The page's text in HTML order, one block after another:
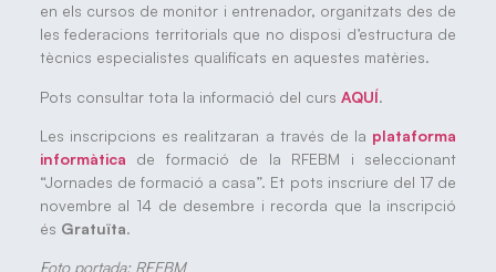
en els cursos de monitor i entrenador, organitzats des de
les federacions territorials que no disposi d’estructura de
tècnics especialistes qualificats en aquestes matèries.
Pots consultar tota la informació del curs AQUÍ.
Les inscripcions es realitzaran a través de la plataforma
informàtica de formació de la RFEBM i seleccionant
“Jornades de formació a casa”. Et pots inscriure del 17 de
novembre al 14 de desembre i recorda que la inscripció
és Gratuïta.
Foto portada: RFEBM